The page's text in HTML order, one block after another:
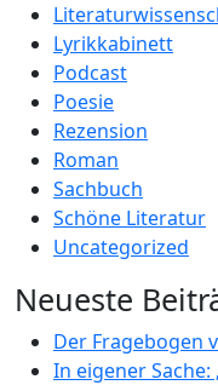
Lyrikkabinett
Podcast
Poesie
Rezension
Roman
Sachbuch
Schöne Literatur
Uncategorized
Neueste
Der Fragebogen
In eigener